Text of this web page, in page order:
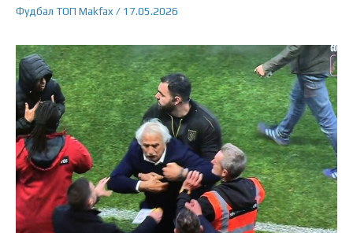
Фудбал ТОП Makfax / 17.05.2026